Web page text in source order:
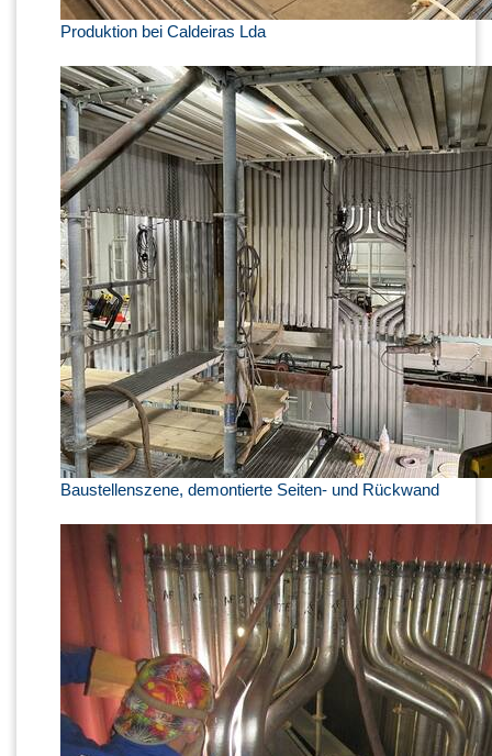
Produktion bei Caldeiras Lda
Baustellenszene, demontierte Seiten- und Rückwand